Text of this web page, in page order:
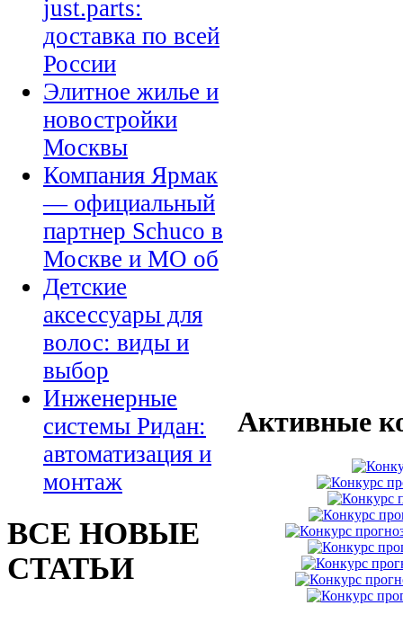
just.parts:
доставка по всей
России
Элитное жилье и
новостройки
Москвы
Компания Ярмак
— официальный
партнер Schuco в
Москве и МО об
Детские
аксессуары для
волос: виды и
выбор
Инженерные
системы Ридан:
автоматизация и
монтаж
ВСЕ НОВЫЕ
СТАТЬИ
Активные